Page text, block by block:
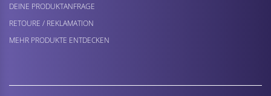
DEINE PRODUKTANFRAGE
RETOURE / REKLAMATION
MEHR PRODUKTE ENTDECKEN